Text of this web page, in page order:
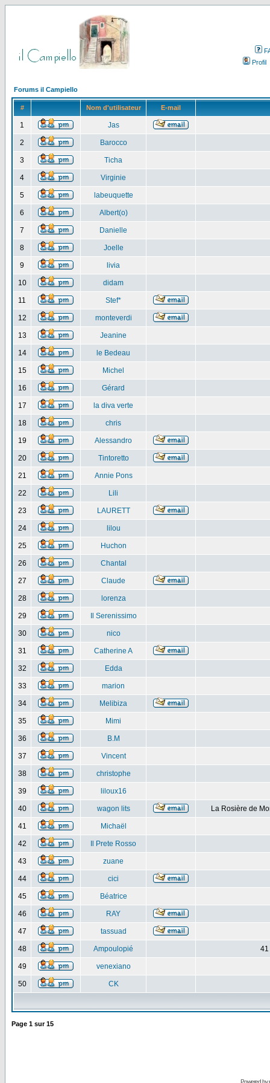
Profil
Forums il Campiello
# Nom d'utilisateur E-mail
1 Jas
2 Barocco
3 Ticha
4 Virginie
5 labeuquette
6 Albert(o)
7 Danielle
8 Joelle
9 livia
10 didam
11 Stef*
12 monteverdi
13 Jeanine
14 le Bedeau
15 Michel
16 Gérard
17 la diva verte
18 chris
19 Alessandro
20 Tintoretto
21 Annie Pons
22 Lili
23 LAURETT
24 lilou
25 Huchon
26 Chantal
27 Claude
28 lorenza
29 Il Serenissimo
30 nico
31 Catherine A
32 Edda
33 marion
34 Melibiza
35 Mimi
36 B.M
37 Vincent
38 christophe
39 liloux16
40 wagon lits La Rosière de
41 Michaël
42 Il Prete Rosso
43 zuane
44 cici
45 Béatrice
46 RAY
47 tassuad
48 Ampoulopié 41
49 venexiano
50 CK
Page 1 sur15
Powered by